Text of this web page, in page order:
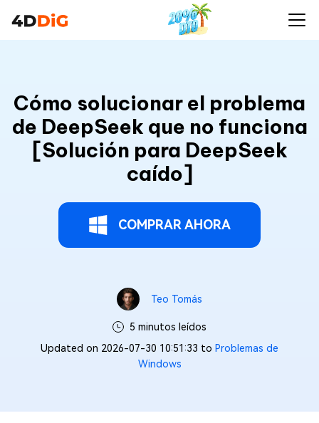
Cómo solucionar el problema
de DeepSeek que no funciona
[Solución para DeepSeek
caído]
COMPRAR AHORA
Teo Tomás
5 minutos leídos
Updated on 2026-07-30 10:51:33 to Problemas de
Windows